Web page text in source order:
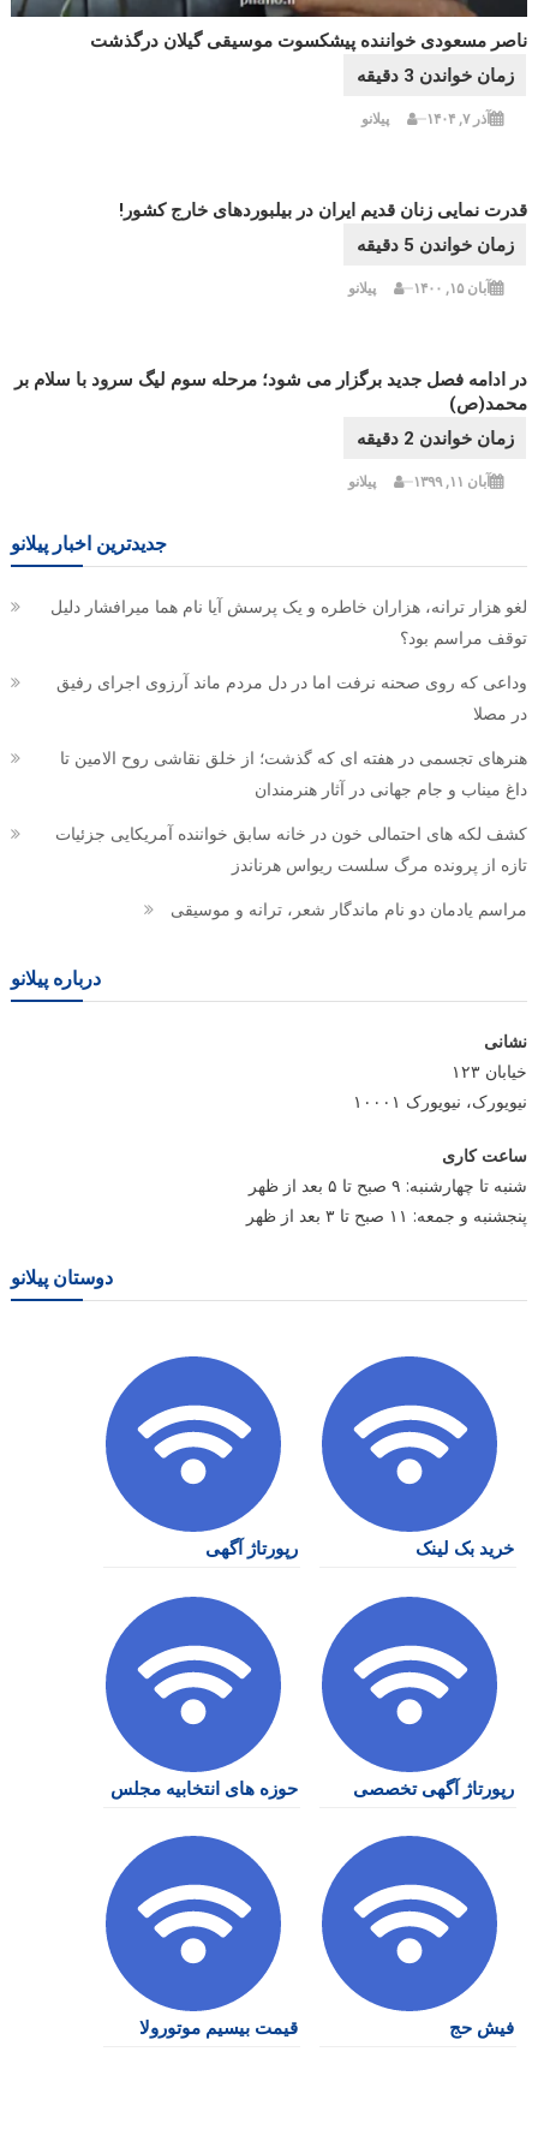
ناصر مسعودی خواننده پیشکسوت موسیقی گیلان درگذشت
آذر ۷, ۱۴۰۴ پیلانو
قدرت نمایی زنان قدیم ایران در بیلبوردهای خارج کشور!
آبان ۱۵, ۱۴۰۰ پیلانو
در ادامه فصل جدید برگزار می شود؛ مرحله سوم لیگ سرود با سلام بر
محمد(ص)
آبان ۱۱, ۱۳۹۹ پیلانو
جدیدترین اخبار پیلانو
لغو هزار ترانه، هزاران خاطره و یک پرسش آیا نام هما میرافشار دلیل
توقف مراسم بود؟
وداعی که روی صحنه نرفت اما در دل مردم ماند آرزوی اجرای رفیق
در مصلا
هنرهای تجسمی در هفته ای که گذشت؛ از خلق نقاشی روح الامین تا
داغ میناب و جام جهانی در آثار هنرمندان
کشف لکه های احتمالی خون در خانه سابق خواننده آمریکایی جزئیات
تازه از پرونده مرگ سلست ریواس هرناندز
مراسم یادمان دو نام ماندگار شعر، ترانه و موسیقی
درباره پیلانو
نشانی
خیابان ۱۲۳
نیویورک، نیویورک ۱۰۰۰۱
ساعت کاری
شنبه تا چهارشنبه: ۹ صبح تا ۵ بعد از ظهر
پنجشنبه و جمعه: ۱۱ صبح تا ۳ بعد از ظهر
دوستان پیلانو
خرید بک لینک رپورتاژ آگهی
رپورتاژ آگهی تخصصی حوزه های انتخابیه مجلس
فیش حج قیمت بیسیم موتورولا